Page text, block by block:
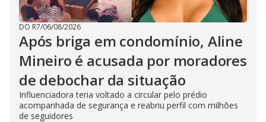
DO R7/06/08/2026
Após briga em condomínio, Aline
Mineiro é acusada por moradores
de debochar da situação
Influenciadora teria voltado a circular pelo prédio
acompanhada de segurança e reabriu perfil com milhões
de seguidores